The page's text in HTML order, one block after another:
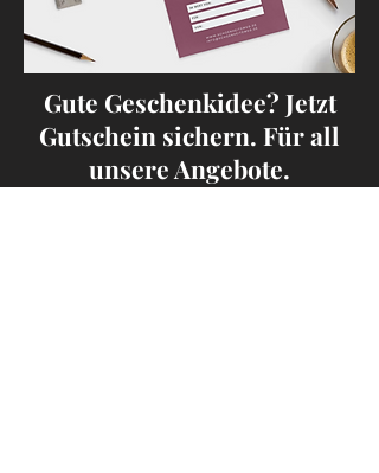
Gute Geschenkidee? Jetzt
Gutschein sichern. Für all
unsere Angebote.